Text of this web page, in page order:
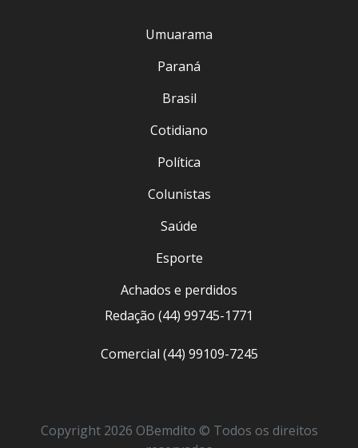
Umuarama
Paraná
Brasil
Cotidiano
Política
Colunistas
Saúde
Esporte
Achados e perdidos
Redação (44) 99745-1771
Comercial (44) 99109-7245
Copyright 2026 OBemdito © Todos os direitos